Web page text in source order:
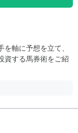
軸に予想を立て、
資する馬券術をご紹